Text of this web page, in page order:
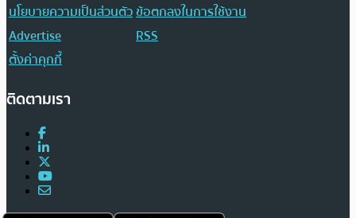
นโยบายความเป็นส่วนตัวข้อตกลงในการใช้งาน
Advertise
RSS
ตั้งค่าคุกกี้
ติดตามเรา